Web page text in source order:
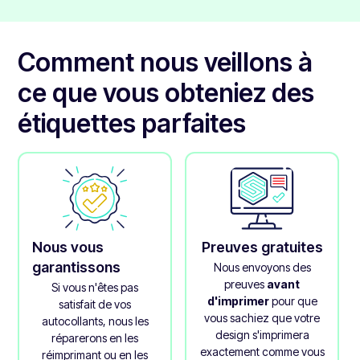
Comment nous veillons à
ce que vous obteniez des
étiquettes parfaites
Nous vous
garantissons
Si vous n'êtes pas
satisfait de vos
autocollants, nous les
réparerons en les
réimprimant ou en les
Preuves gratuites
Nous envoyons des
preuves avant
d'imprimerpour que
vous sachiez que votre
design s'imprimera
exactement comme vous